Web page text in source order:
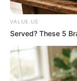
VALUE.US
Served? These 5